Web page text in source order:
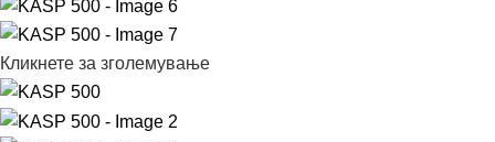
Кликнете за зголемување